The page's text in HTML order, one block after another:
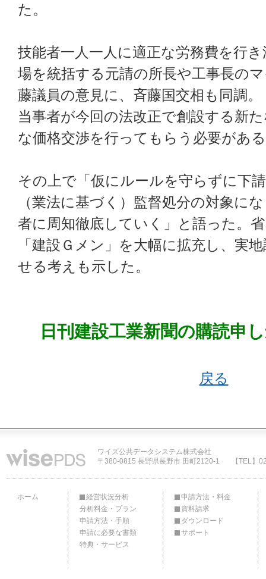
た。
技能者一人一人に適正な労務費を行
場を統括する元請の所長や工事長の
藤議員の意見に、斉藤国交相も同調
当事者が今回の法改正で創設する新
な価格交渉を行ってもらう必要があ
その上で「仮にルールを守らずに下
（業法に基づく）監督処分の対象に
者に周知徹底していく」と語った。
「建設Ｇメン」を大幅に拡充し、実
せる考えも示した。
日刊建設工業新聞の購読申
戻る
ワイズ公共データシステム株式会社
〒380-0815 長野県長野市 田町2120-1
【TEL】
ホーム
経営状況分析
分析料金・プラン
申請方法・手順
申請に必要な書類
特典・サービス
申請方法・料金
資料請求
ダウンロード
サポート